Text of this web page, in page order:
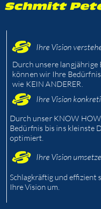
Schmitt
Ihre Vision
Durch unsere langjährige
können wir Ihre
wie KEIN ANDERER.
Ihre Vision
Durch unser KNOW
Bedürfnis bis ins kleinste
optimiert.
Ihre Vision
Schlagkräftig und effizient
Ihre Vision um.